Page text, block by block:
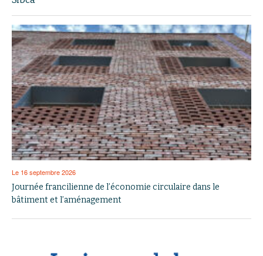
Le 16 septembre 2026
Journée francilienne de l’économie circulaire dans le
bâtiment et l’aménagement